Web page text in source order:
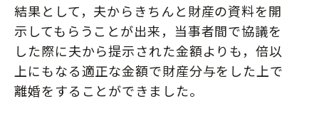
結果として，夫からきちんと財産の資料を開
示してもらうことが出来，当事者間で協議を
した際に夫から提示された金額よりも，倍以
上にもなる適正な金額で財産分与をした上で
離婚をすることができました。